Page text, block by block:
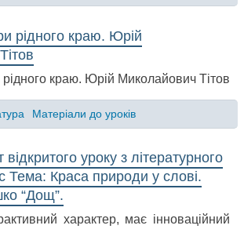
рідного краю. Юрій
рідного краю. Юрій Миколайович Тітов
Матеріали до уроків
уроку з літературного
Тема: Краса природи у слові.
“Дощ”.
характер, має інноваційний